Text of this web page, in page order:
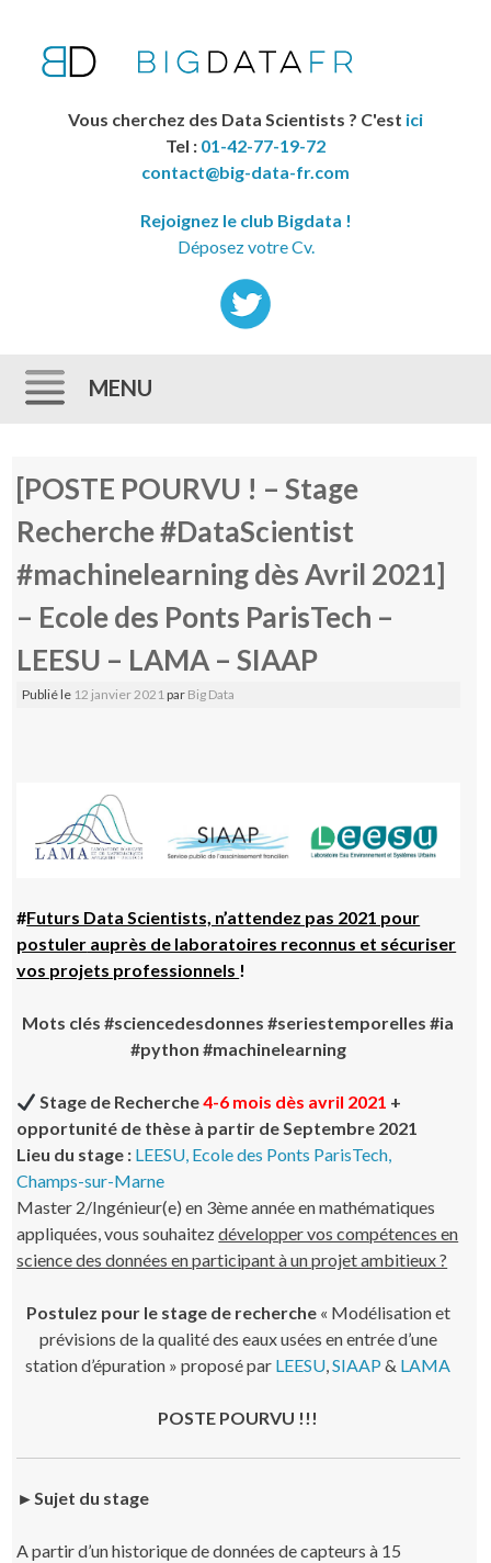
Vous cherchez des Data Scientists ? C'est ici
Tel : 01-42-77-19-72
contact@big-data-fr.com
Rejoignez le club Bigdata !
Déposez votre Cv.
MENU
[POSTE POURVU ! – Stage
Recherche #DataScientist
#machinelearning dès Avril 2021]
– Ecole des Ponts ParisTech –
LEESU – LAMA – SIAAP
Publié le 12 janvier 2021 par Big Data
#Futurs Data Scientists, n’attendez pas 2021 pour
postuler auprès de laboratoires reconnus et sécuriser
vos projets professionnels !
Mots clés #sciencedesdonnes #seriestemporelles #ia
#python #machinelearning
Stage de Recherche4-6 mois dès avril 2021 +
opportunité de thèse à partir de Septembre 2021
Lieu du stage : LEESU, Ecole des Ponts ParisTech,
Champs-sur-Marne
Master 2/Ingénieur(e) en 3ème année en mathématiques
appliquées, vous souhaitezdévelopper vos compétences en
science des données en participant à un projet ambitieux ?
Postulez pour le stage de recherche « Modélisation et
prévisions de la qualité des eaux usées en entrée d’une
station d’épuration » proposé par LEESU,SIAAP& LAMA
POSTE POURVU !!!
►Sujet du stage
A partir d’un historique de données de capteurs à 15